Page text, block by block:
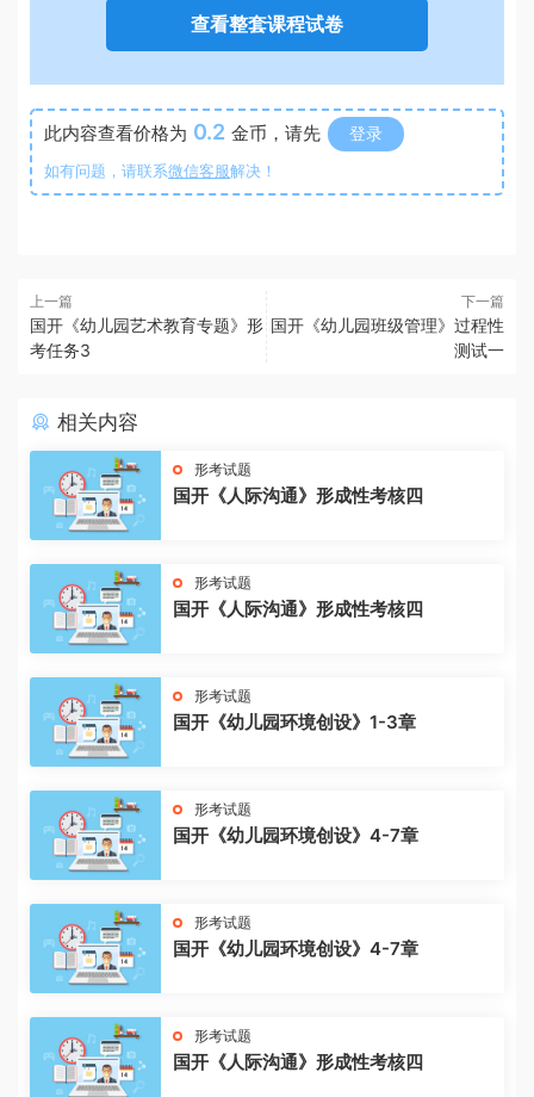
查看整套课程试卷
此内容查看价格为 0.2 金币，请先 登录
如有问题，请联系微信客服解决！
上一篇
国开《幼儿园艺术教育专题》形
考任务3
下一篇
国开《幼儿园班级管理》过程性
测试一
相关内容
形考试题
国开《人际沟通》形成性考核四
形考试题
国开《人际沟通》形成性考核四
形考试题
国开《幼儿园环境创设》1-3章
形考试题
国开《幼儿园环境创设》4-7章
形考试题
国开《幼儿园环境创设》4-7章
形考试题
国开《人际沟通》形成性考核四